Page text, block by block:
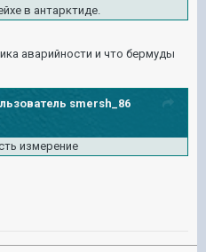
в антарктиде.
аварийности и что бермуды
smersh_86
измерение